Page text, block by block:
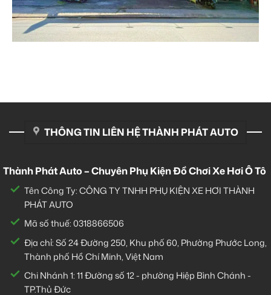
THÔNG TIN LIÊN HỆ THÀNH PHÁT AUTO
Thành Phát Auto – Chuyên Phụ Kiện Đồ Chơi Xe Hơi Ô Tô
Tên Công Ty: CÔNG TY TNHH PHỤ KIỆN XE HƠI THÀNH
PHÁT AUTO
Mã số thuế: 0318866506
Địa chỉ: Số 24 Đường 250, Khu phố 60, Phường Phước Long,
Thành phố Hồ Chí Minh, Việt Nam
Chi Nhánh 1:11 Đường số 12 - phường Hiệp Bình Chánh -
TP.Thủ Đức